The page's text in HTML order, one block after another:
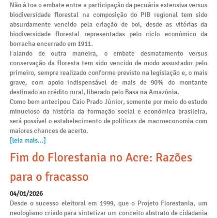
Não à toa o embate entre a participação da pecuária extensiva versus
biodiversidade florestal na composição do PIB regional tem sido
absurdamente vencido pela criação de boi, desde as vitórias da
biodiversidade florestal representadas pelo ciclo econômico da
borracha encerrado em 1911.
Falando de outra maneira, o embate desmatamento versus
conservação da floresta tem sido vencido de modo assustador pelo
primeiro, sempre realizado conforme previsto na legislação e, o mais
grave, com apoio indispensável de mais de 90% do montante
destinado ao crédito rural, liberado pelo Basa na Amazônia.
Como bem antecipou Caio Prado Júnior, somente por meio do estudo
minucioso da história da formação social e econômica brasileira,
será possível o estabelecimento de políticas de macroeconomia com
maiores chances de acerto.
[leia mais...]
Fim do Florestania no Acre: Razões
para o fracasso
04/01/2026
Desde o sucesso eleitoral em 1999, que o Projeto Florestania, um
neologismo criado para sintetizar um conceito abstrato de cidadania